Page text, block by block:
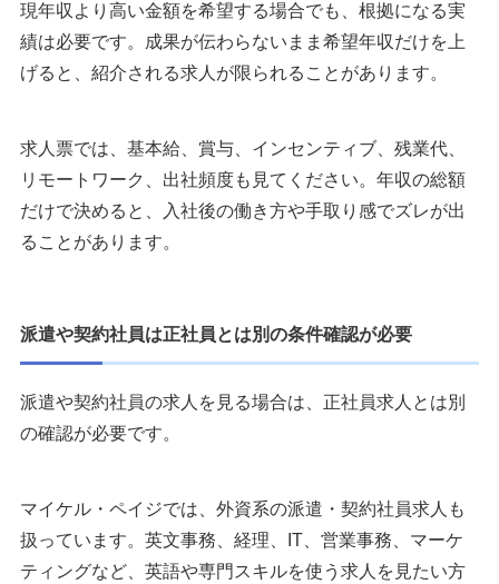
現年収より高い金額を希望する場合でも、根拠になる実
績は必要です。成果が伝わらないまま希望年収だけを上
げると、紹介される求人が限られることがあります。
求人票では、基本給、賞与、インセンティブ、残業代、
リモートワーク、出社頻度も見てください。年収の総額
だけで決めると、入社後の働き方や手取り感でズレが出
ることがあります。
派遣や契約社員は正社員とは別の条件確認が必要
派遣や契約社員の求人を見る場合は、正社員求人とは別
の確認が必要です。
マイケル・ペイジでは、外資系の派遣・契約社員求人も
扱っています。英文事務、経理、IT、営業事務、マーケ
ティングなど、英語や専門スキルを使う求人を見たい方